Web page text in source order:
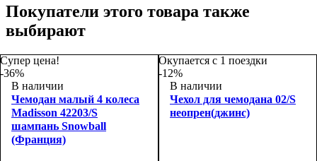
Покупатели этого товара также
выбирают
Супер цена!
-36%
В наличии
Чемодан малый 4 колеса
Madisson 42203/S
шампань Snowball
(Франция)
Окупается с 1 поездки
-12%
В наличии
Чехол для чемодана 02/S
неопрен(джинс)